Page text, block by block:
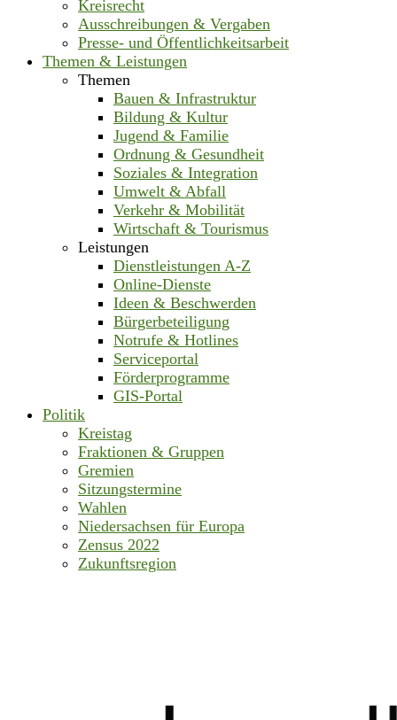
Kreisrecht
Ausschreibungen & Vergaben
Presse- und Öffentlichkeitsarbeit
Themen & Leistungen
Themen
Bauen & Infrastruktur
Bildung & Kultur
Jugend & Familie
Ordnung & Gesundheit
Soziales & Integration
Umwelt & Abfall
Verkehr & Mobilität
Wirtschaft & Tourismus
Leistungen
Dienstleistungen A-Z
Online-Dienste
Ideen & Beschwerden
Bürgerbeteiligung
Notrufe & Hotlines
Serviceportal
Förderprogramme
GIS-Portal
Politik
Kreistag
Fraktionen & Gruppen
Gremien
Sitzungstermine
Wahlen
Niedersachsen für Europa
Zensus 2022
Zukunftsregion